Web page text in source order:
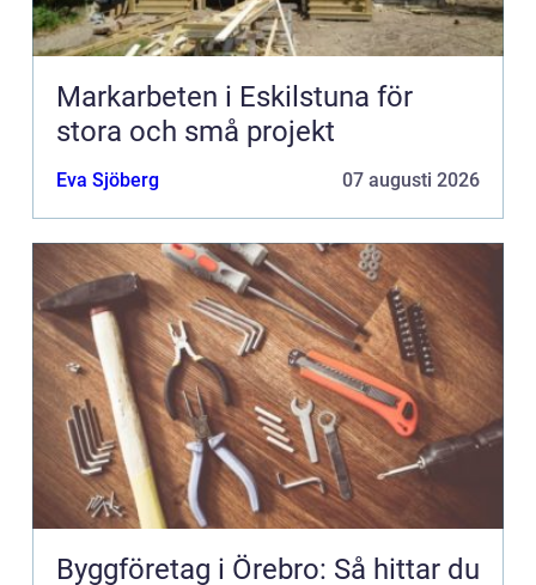
Markarbeten i Eskilstuna för
stora och små projekt
Eva Sjöberg 07 augusti 2026
Byggföretag i Örebro: Så hittar du